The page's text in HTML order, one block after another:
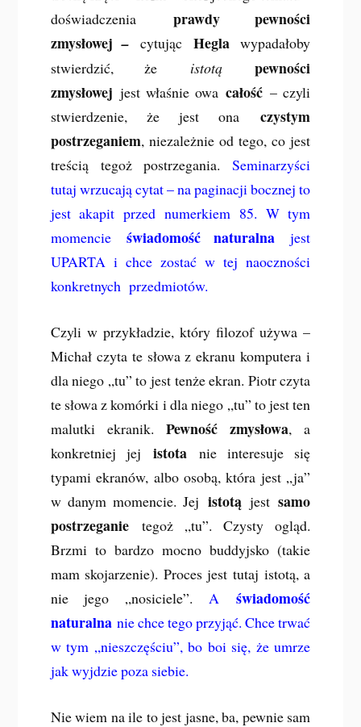
doświadczenia prawdy pewności
zmysłowej – cytując Heglawypadałoby
stwierdzić, że istotąpewności
zmysłowej jest właśnie owacałość– czyli
stwierdzenie, że jest onaczystym
postrzeganiem, niezależnie od tego, co jest
treścią tegoż postrzegania.Seminarzyści
tutaj wrzucają cytat – na paginacji bocznej to
jest akapit przed numerkiem 85. W tym
momencie świadomość naturalnajest
UPARTA i chce zostać w tej naoczności
konkretnych przedmiotów.
Czyli w przykładzie, który filozof używa –
Michał czyta te słowa z ekranu komputera i
dla niego „tu” to jest tenże ekran. Piotr czyta
te słowa z komórki i dla niego „tu” to jest ten
malutki ekranik. Pewność zmysłowa, a
konkretniej jej istotanie interesuje się
typami ekranów, albo osobą, która jest „ja”
w danym momencie. Jej istotąjestsamo
postrzeganie tegoż „tu”. Czysty ogląd.
Brzmi to bardzo mocno buddyjsko (takie
mam skojarzenie). Proces jest tutaj istotą, a
nie jego „nosiciele”. Aświadomość
naturalna nie chce tego przyjąć. Chce trwać
w tym „nieszczęściu”, bo boi się, że umrze
jak wyjdzie poza siebie.
Nie wiem na ile to jest jasne, ba, pewnie sam